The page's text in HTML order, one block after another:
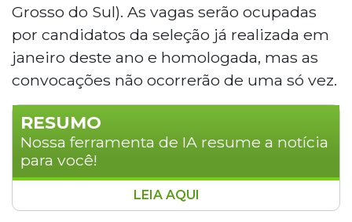
Grosso do Sul). As vagas serão ocupadas
por candidatos da seleção já realizada em
janeiro deste ano e homologada, mas as
convocações não ocorrerão de uma só vez.
RESUMO
Nossa ferramenta de IA resume a notícia
para você!
O TJMS homologou concurso para 150
LEIA AQUI